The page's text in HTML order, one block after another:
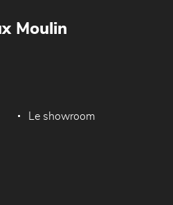
Moulin
Le showroom